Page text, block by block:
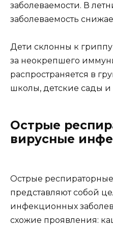
заболеваемости. В
заболеваемость
Дети склонны к
за неокрепшего
распространяется в
школы, детские сады и
Острые
вирусные
Острые
представляют собой
инфекционных
схожие проявления: